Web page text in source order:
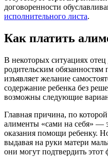
договоренности
исполнительного листа.
Как платить
В некоторых ситуациях отец
родительским обязанностям
изъявляет желание
содержание ребенка без
возможны следующие
Главная причина, по
алименты «сами на себя» —
оказания помощи ребенку.
выдавая на руки матери
они могут подтвердить этот